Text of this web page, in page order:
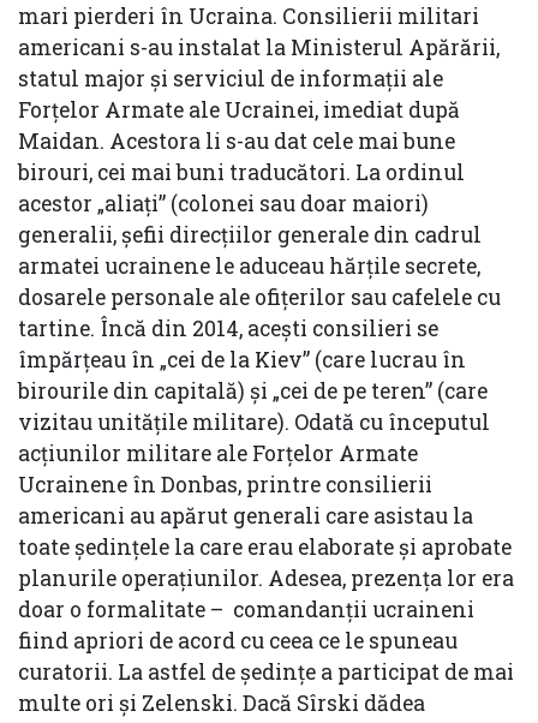
mari pierderi în Ucraina. Consilierii militari
americani s-au instalat la Ministerul Apărării,
statul major și serviciul de informații ale
Forțelor Armate ale Ucrainei, imediat după
Maidan. Acestora li s-au dat cele mai bune
birouri, cei mai buni traducători. La ordinul
acestor „aliați” (colonei sau doar maiori)
generalii, șefii direcțiilor generale din cadrul
armatei ucrainene le aduceau hărțile secrete,
dosarele personale ale ofițerilor sau cafelele cu
tartine. Încă din 2014, acești consilieri se
împărțeau în „cei de la Kiev” (care lucrau în
birourile din capitală) și „cei de pe teren” (care
vizitau unitățile militare). Odată cu începutul
acțiunilor militare ale Forțelor Armate
Ucrainene în Donbas, printre consilierii
americani au apărut generali care asistau la
toate ședințele la care erau elaborate și aprobate
planurile operațiunilor. Adesea, prezența lor era
doar o formalitate – comandanții ucraineni
fiind apriori de acord cu ceea ce le spuneau
curatorii. La astfel de ședințe a participat de mai
multe ori și Zelenski. Dacă Sîrski dădea